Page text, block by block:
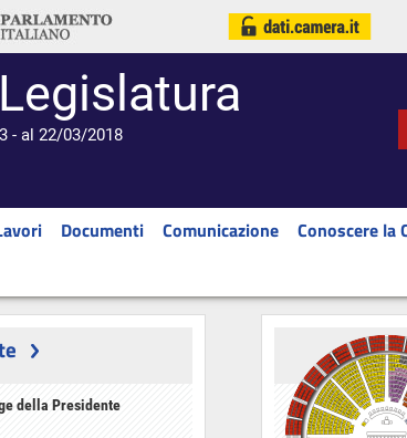
- al 22/03/2018
Documenti Comunicazione Conoscere la
della Presidente